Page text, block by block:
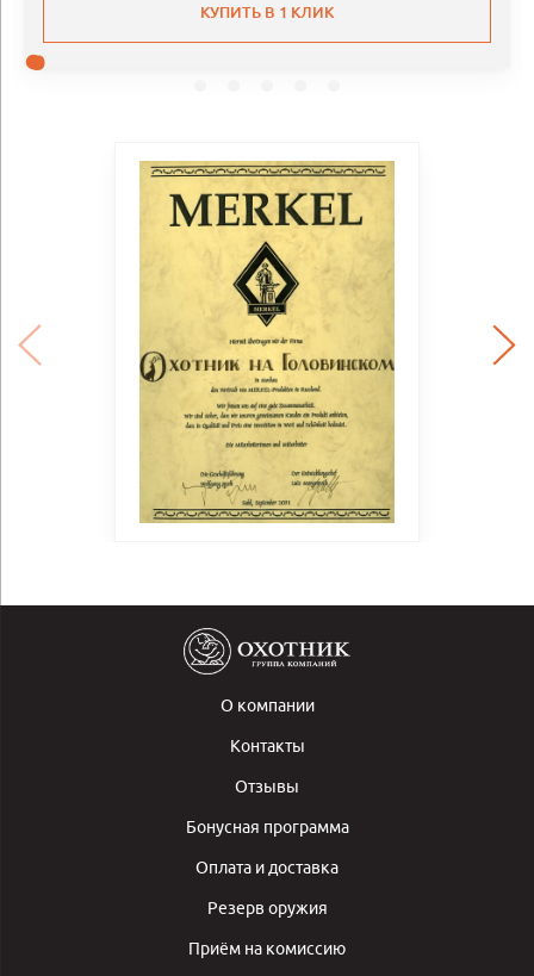
КУПИТЬ В 1 КЛИК
О компании
Контакты
Отзывы
Бонусная программа
Оплата и доставка
Резерв оружия
Приём на комиссию